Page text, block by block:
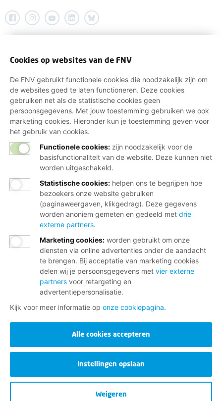
Cookies op websites van de FNV
De FNV gebruikt functionele cookies die noodzakelijk zijn om
de websites goed te laten functioneren. Deze cookies
gebruiken net als de statistische cookies geen
persoonsgegevens. Met jouw toestemming gebruiken we ook
marketing cookies. Hieronder kun je toestemming geven voor
het gebruik van cookies.
Functionele cookies: zijn noodzakelijk voor de
basisfunctionaliteit van de website. Deze kunnen niet
worden uitgeschakeld.
Statistische cookies: helpen ons te begrijpen hoe
bezoekers onze website gebruiken
(paginaweergaven, klikgedrag). Deze gegevens
worden anoniem gemeten en gedeeld met drie
externe partners.
Marketing cookies: worden gebruikt om onze
diensten via online advertenties onder de aandacht
te brengen. Bij acceptatie van marketing cookies
delen wij je persoonsgegevens met vier externe
partners voor retargeting en
advertentiepersonalisatie.
Kijk voor meer informatie op onze cookiepagina.
Alle cookies accepteren
Instellingen opslaan
Weigeren